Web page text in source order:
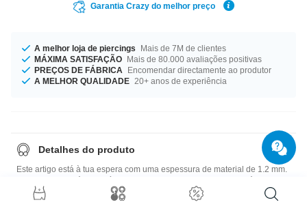
Garantia Crazy do melhor preço
A melhor loja de piercings
Mais de 7M de clientes
MÁXIMA SATISFAÇÃO Mais de 80.000 avaliações positivas
PREÇOS DE FÁBRICA
Encomendar directamente ao produtor
A MELHOR QUALIDADE 20+ anos de experiência
Detalhes do produto
Este artigo está à tua espera com uma espessura de material de 1.2 mm.
Este produto está disponível em comprimento 7 mm. A bola está
disponível com tamanho de 3 mm. Um produto encantador como se
tivesse sido pensado para ti!